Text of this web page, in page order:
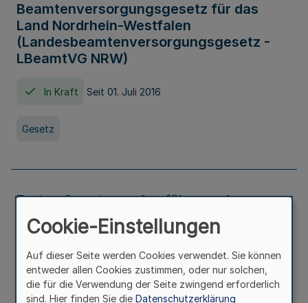
Beamtenversorgungsgesetz für das
Land Nordrhein-Westfalen
(Landesbeamtenversorgungsgesetz -
LBeamtVG NRW)
In Kraft Seit 01. Juli 2016
Gesetz
Erstes Gesetz zur Ausführung des
Kinder- und Jugendhilfegesetzes - AG -
KJHG -
In Kraft Seit 01. Januar 1991
Cookie-Einstellungen
Auf dieser Seite werden Cookies verwendet. Sie können
entweder allen Cookies zustimmen, oder nur solchen,
die für die Verwendung der Seite zwingend erforderlich
sind. Hier finden Sie die Datenschutzerklärung